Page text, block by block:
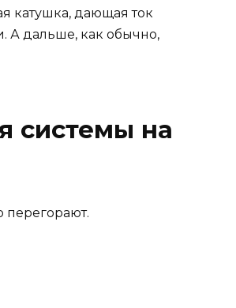
катушка, дающая ток
А дальше, как обычно,
системы на
перегорают.